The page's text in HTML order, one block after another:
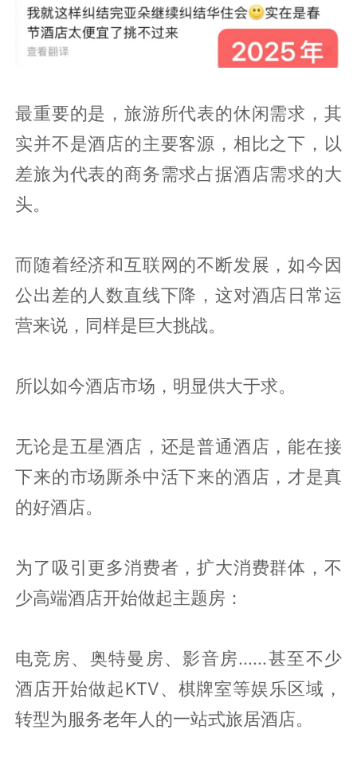
最重要的是，旅游所代表的休闲需求，其
实并不是酒店的主要客源，相比之下，以
差旅为代表的商务需求占据酒店需求的大
头。
而随着经济和互联网的不断发展，如今因
公出差的人数直线下降，这对酒店日常运
营来说，同样是巨大挑战。
所以如今酒店市场，明显供大于求。
无论是五星酒店，还是普通酒店，能在接
下来的市场厮杀中活下来的酒店，才是真
的好酒店。
为了吸引更多消费者，扩大消费群体，不
少高端酒店开始做起主题房：
电竞房、奥特曼房、影音房......甚至不少
酒店开始做起KTV、棋牌室等娱乐区域，
转型为服务老年人的一站式旅居酒店。